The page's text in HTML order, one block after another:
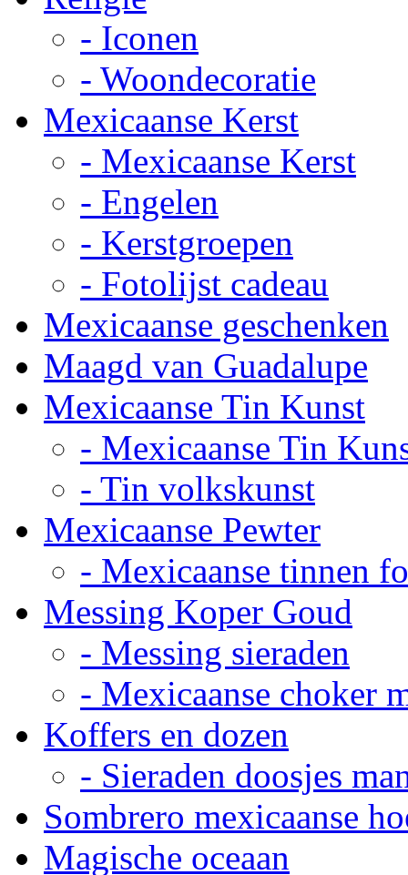
- Iconen
- Woondecoratie
Mexicaanse Kerst
- Mexicaanse Kerst
- Engelen
- Kerstgroepen
- Fotolijst cadeau
Mexicaanse geschenken
Maagd van Guadalupe
Mexicaanse Tin Kunst
- Mexicaanse Tin
- Tin volkskunst
Mexicaanse Pewter
- Mexicaanse tinnen
Messing Koper Goud
- Messing sieraden
- Mexicaanse choker
Koffers en dozen
- Sieraden doosjes
Sombrero mexicaanse
Magische oceaan